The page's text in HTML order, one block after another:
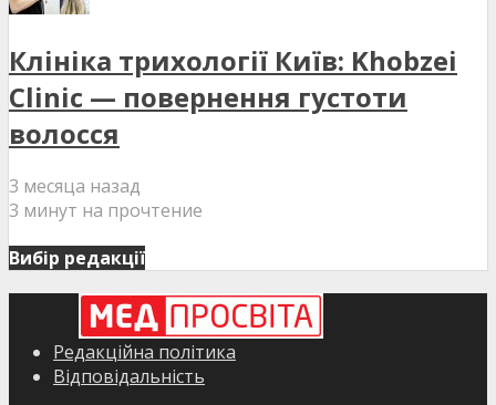
Клініка трихології Київ: Khobzei
Clinic — повернення густоти
волосся
3 месяца назад
3 минут на прочтение
Вибір редакції
Редакційна політика
Відповідальність